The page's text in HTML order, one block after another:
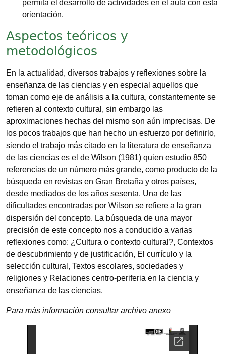
permita el desarrollo de actividades en el aula con esta
orientación.
Aspectos teóricos y
metodológicos
En la actualidad, diversos trabajos y reflexiones sobre la
enseñanza de las ciencias y en especial aquellos que
toman como eje de análisis a la cultura, constantemente se
refieren al contexto cultural, sin embargo las
aproximaciones hechas del mismo son aún imprecisas. De
los pocos trabajos que han hecho un esfuerzo por definirlo,
siendo el trabajo más citado en la literatura de enseñanza
de las ciencias es el de Wilson (1981) quien estudio 850
referencias de un número más grande, como producto de la
búsqueda en revistas en Gran Bretaña y otros países,
desde mediados de los años sesenta. Una de las
dificultades encontradas por Wilson se refiere a la gran
dispersión del concepto. La búsqueda de una mayor
precisión de este concepto nos a conducido a varias
reflexiones como: ¿Cultura o contexto cultural?, Contextos
de descubrimiento y de justificación, El currículo y la
selección cultural, Textos escolares, sociedades y
religiones y Relaciones centro-periferia en la ciencia y
enseñanza de las ciencias.
Para más información consultar archivo anexo